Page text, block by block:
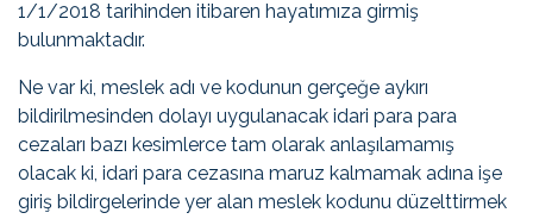
1/1/2018 tarihinden itibaren hayatımıza girmiş
bulunmaktadır.
Ne var ki, meslek adı ve kodunun gerçeğe aykırı
bildirilmesinden dolayı uygulanacak idari para para
cezaları bazı kesimlerce tam olarak anlaşılamamış
olacak ki, idari para cezasına maruz kalmamak adına işe
giriş bildirgelerinde yer alan meslek kodunu düzelttirmek